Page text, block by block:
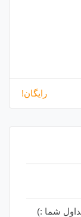
رایگان!
شما :)